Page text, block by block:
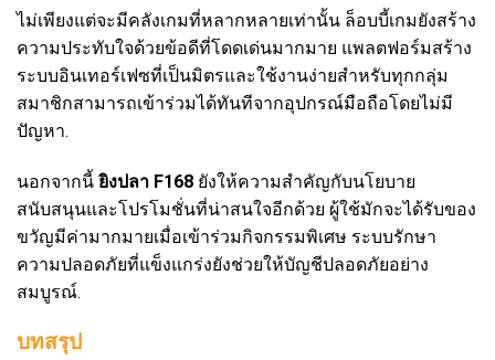
ไม่เพียงแต่จะมีคลังเกมที่หลากหลายเท่านั้น ล็อบบี้เกมยังสร้าง
ความประทับใจด้วยข้อดีที่โดดเด่นมากมาย แพลตฟอร์มสร้าง
ระบบอินเทอร์เฟซที่เป็นมิตรและใช้งานง่ายสำหรับทุกกลุ่ม
สมาชิกสามารถเข้าร่วมได้ทันทีจากอุปกรณ์มือถือโดยไม่มี
ปัญหา.
นอกจากนี้ ยิงปลา F168 ยังให้ความสำคัญกับนโยบาย
สนับสนุนและโปรโมชั่นที่น่าสนใจอีกด้วย ผู้ใช้มักจะได้รับของ
ขวัญมีค่ามากมายเมื่อเข้าร่วมกิจกรรมพิเศษ ระบบรักษา
ความปลอดภัยที่แข็งแกร่งยังช่วยให้บัญชีปลอดภัยอย่าง
สมบูรณ์.
บทสรุป